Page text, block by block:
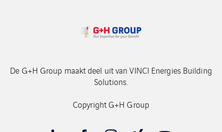
De G+H Group maakt deel uit van VINCI Energies Building
Solutions.
Copyright G+H Group